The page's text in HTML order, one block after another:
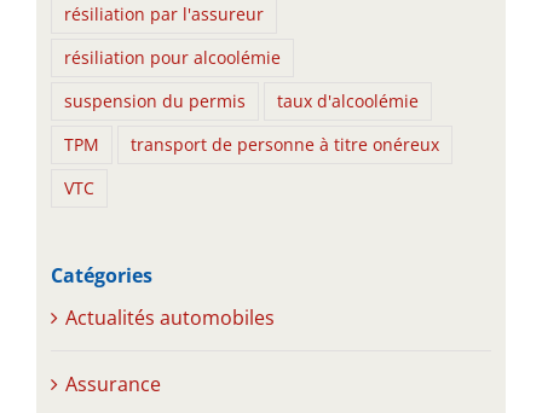
résiliation par l'assureur
résiliation pour alcoolémie
suspension du permis
taux d'alcoolémie
TPM
transport de personne à titre onéreux
VTC
Catégories
Actualités automobiles
Assurance